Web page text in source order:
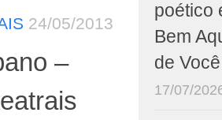
24/05/2013
–
poético
Bem
de Você
17/07/